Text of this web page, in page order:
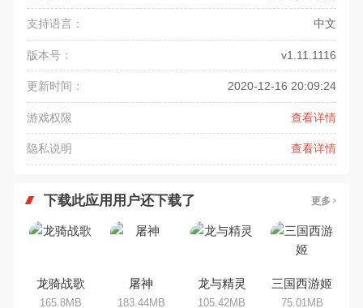
支持语言： 中文
版本号： v1.11.1116
更新时间： 2020-12-16 20:09:24
游戏权限 查看详情
隐私说明 查看详情
下载此应用用户还下载了 更多
龙骑战歌
165.8MB
屠神
183.44MB
龙与精灵
105.42MB
三国西游姬
75.01MB